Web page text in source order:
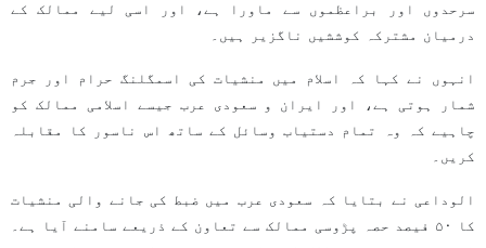
سرحدوں اور براعظموں سے ماورا ہے، اور اسی لیے ممالک کے
درمیان مشترکہ کوششیں ناگزیر ہیں۔
انہوں نے کہا کہ اسلام میں منشیات کی اسمگلنگ حرام اور جرم
شمار ہوتی ہے، اور ایران و سعودی عرب جیسے اسلامی ممالک کو
چاہیے کہ وہ تمام دستیاب وسائل کے ساتھ اس ناسور کا مقابلہ
کریں۔
الوداعی نے بتایا کہ سعودی عرب میں ضبط کی جانے والی منشیات
کا ۵۰ فیصد حصہ پڑوسی ممالک سے تعاون کے ذریعے سامنے آیا ہے۔